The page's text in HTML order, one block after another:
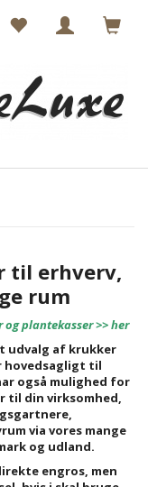
til erhverv,
rum
plantekasser >> her
udvalg af krukker
hovedsagligt til
også mulighed for
til din virksomhed,
via vores mange
og udland.
engros, men